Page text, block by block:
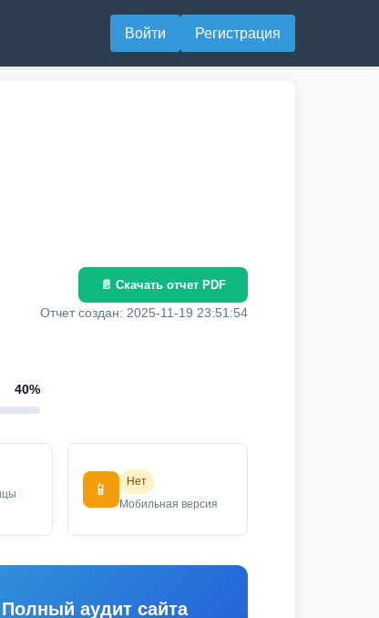
Войти Регистрация
40%
📄 Скачать отчет PDF
Отчет создан: 2025-11-19 23:51:54
📱
Нет
Мобильная версия
Полный аудит сайта